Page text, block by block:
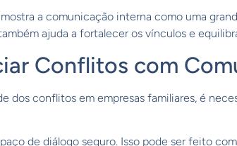
a comunicação interna como uma
ajuda a fortalecer os vínculos e
Conflitos com
dos conflitos em empresas familiares, é
de diálogo seguro. Isso pode ser feito